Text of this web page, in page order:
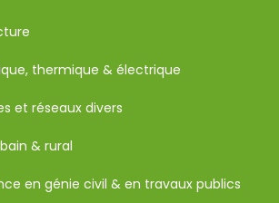
thermique & électrique
et réseaux divers
& rural
en génie civil & en travaux publics